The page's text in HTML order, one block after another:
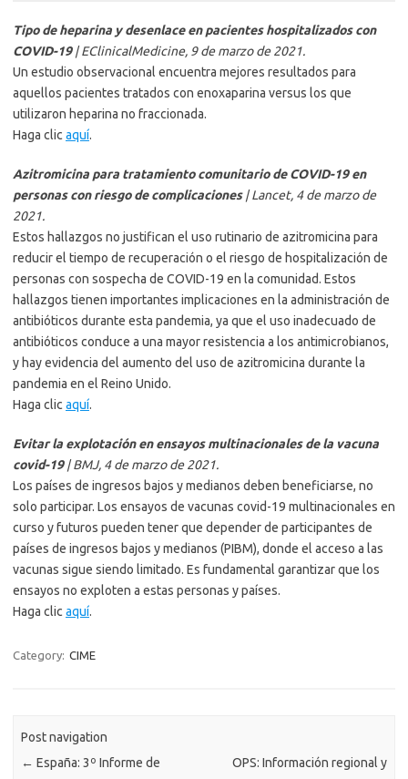
Tipo de heparina y desenlace en pacientes hospitalizados con
COVID-19| EClinicalMedicine, 9 de marzo de 2021.
Un estudio observacional encuentra mejores resultados para
aquellos pacientes tratados con enoxaparina versus los que
utilizaron heparina no fraccionada.
Haga clicaquí.
Azitromicina para tratamiento comunitario de COVID-19 en
personas con riesgo de complicaciones| Lancet, 4 de marzo de
2021.
Estos hallazgos no justifican el uso rutinario de azitromicina para
reducir el tiempo de recuperación o el riesgo de hospitalización de
personas con sospecha de COVID-19 en la comunidad. Estos
hallazgos tienen importantes implicaciones en la administración de
antibióticos durante esta pandemia, ya que el uso inadecuado de
antibióticos conduce a una mayor resistencia a los antimicrobianos,
y hay evidencia del aumento del uso de azitromicina durante la
pandemia en el Reino Unido.
Haga clicaquí.
Evitar la explotación en ensayos multinacionales de la vacuna
covid-19| BMJ, 4 de marzo de 2021.
Los países de ingresos bajos y medianos deben beneficiarse, no
solo participar. Los ensayos de vacunas covid-19 multinacionales en
curso y futuros pueden tener que depender de participantes de
países de ingresos bajos y medianos (PIBM), donde el acceso a las
vacunas sigue siendo limitado. Es fundamental garantizar que los
ensayos no exploten a estas personas y países.
Haga clicaquí.
Category: CIME
Post navigation
← España: 3º Informe de
OPS: Información regional y